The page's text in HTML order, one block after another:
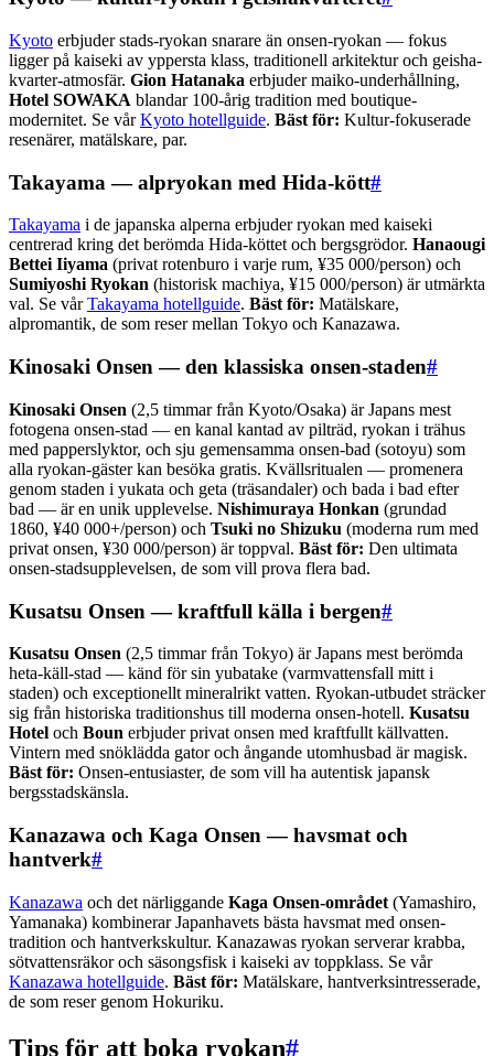
Kyoto erbjuder stads-ryokan snarare än onsen-ryokan — fokus
ligger på kaiseki av yppersta klass, traditionell arkitektur och geisha-
kvarter-atmosfär. Gion Hatanaka erbjuder maiko-underhållning,
Hotel SOWAKA blandar 100-årig tradition med boutique-
modernitet. Se vårKyoto hotellguide. Bäst för: Kultur-fokuserade
resenärer, matälskare, par.
Takayama — alpryokan med Hida-kött#
Takayama i de japanska alperna erbjuder ryokan med kaiseki
centrerad kring det berömda Hida-köttet och bergsgrödor. Hanaougi
Bettei Iiyama (privat rotenburo i varje rum, ¥35 000/person) och
Sumiyoshi Ryokan (historisk machiya, ¥15 000/person) är utmärkta
val. Se vårTakayama hotellguide. Bäst för: Matälskare,
alpromantik, de som reser mellan Tokyo och Kanazawa.
Kinosaki Onsen — den klassiska onsen-staden#
Kinosaki Onsen (2,5 timmar från Kyoto/Osaka) är Japans mest
fotogena onsen-stad — en kanal kantad av pilträd, ryokan i trähus
med papperslyktor, och sju gemensamma onsen-bad (sotoyu) som
alla ryokan-gäster kan besöka gratis. Kvällsritualen — promenera
genom staden i yukata och geta (träsandaler) och bada i bad efter
bad — är en unik upplevelse. Nishimuraya Honkan (grundad
1860, ¥40 000+/person) och Tsuki no Shizuku (moderna rum med
privat onsen, ¥30 000/person) är toppval. Bäst för: Den ultimata
onsen-stadsupplevelsen, de som vill prova flera bad.
Kusatsu Onsen — kraftfull källa i bergen#
Kusatsu Onsen (2,5 timmar från Tokyo) är Japans mest berömda
heta-käll-stad — känd för sin yubatake (varmvattensfall mitt i
staden) och exceptionellt mineralrikt vatten. Ryokan-utbudet sträcker
sig från historiska traditionshus till moderna onsen-hotell. Kusatsu
Hotel och Boun erbjuder privat onsen med kraftfullt källvatten.
Vintern med snöklädda gator och ångande utomhusbad är magisk.
Bäst för: Onsen-entusiaster, de som vill ha autentisk japansk
bergsstadskänsla.
Kanazawa och Kaga Onsen — havsmat och
hantverk#
Kanazawa och det närliggande Kaga Onsen-området (Yamashiro,
Yamanaka) kombinerar Japanhavets bästa havsmat med onsen-
tradition och hantverkskultur. Kanazawas ryokan serverar krabba,
sötvattensräkor och säsongsfisk i kaiseki av toppklass. Se vår
Kanazawa hotellguide. Bäst för: Matälskare, hantverksintresserade,
de som reser genom Hokuriku.
Tips för att boka ryokan#